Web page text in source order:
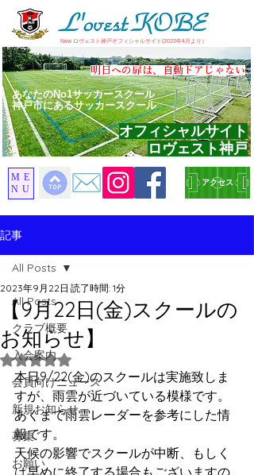
​New ロヴェスト神戸オフィシャルサイト(2023年4月より）
​明日への扉は、自動ドアじゃない
あなたのNo1サッカースクール
神戸市にあるサッカースクール
アクセス
オフィシャルサイト
ロヴェスト神戸
ME
NU
記事
All Posts
クラブ概要
入会案内
会員向けニュース
新規お知らせ
募集
お願い
All Posts
【9月22日(金)スクールの
お知らせ】
2023年9月22日 読了時間: 1分
5つ星のうちNaNと評価されています。
本日9/22(金)のスクールは実施致しま
すが、雨雲が近づいている模様です。
あくまで雨雲レーダーを参考にした情
報です。
天候の影響でスクールが中断、もしく
は早めに終了する場合もございますの